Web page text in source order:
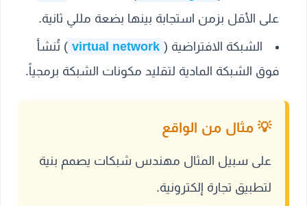
على الأقل بزمن استجابة بينها بضعة مللي ثانية.
الشبكة الافتراضية ( virtual network ) تُنشأ
فوق الشبكة المادية لتقليد مكونات الشبكة برمجياً.
على سبيل المثال مهندس شبكات يصمم بنية
لتطبيق تجارة إلكترونية.